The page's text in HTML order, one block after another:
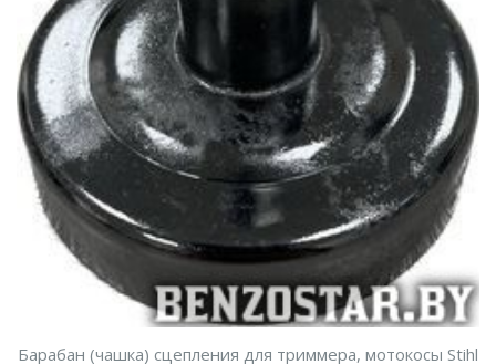
Барабан (чашка) сцепления для триммера, мотокосы Stihl
Цепь пильная, 27,5
зубьев, 55 звеньев,
шаг 3/8", 1,1 мм
15.00Br
Цепь пильная, 27,5
зубьев, 55 звеньев,
шаг 3/8", 1,1 мм
15.00Br